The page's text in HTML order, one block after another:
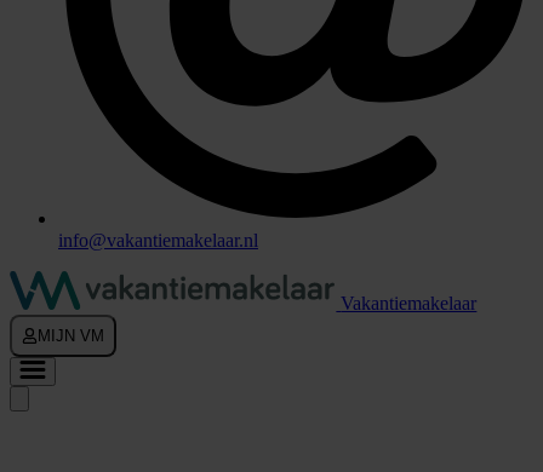
info@vakantiemakelaar.nl
Vakantiemakelaar
MIJN VM